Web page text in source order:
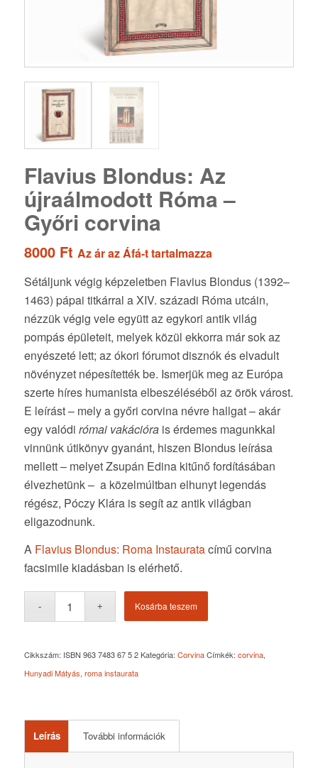
Flavius Blondus: Az
újraálmodott Róma –
Győri corvina
8000 Ft Az ár az Áfá-t tartalmazza
Sétáljunk végig képzeletben Flavius Blondus (1392–
1463) pápai titkárral a XIV. századi Róma utcáin,
nézzük végig vele együtt az egykori antik világ
pompás épületeit, melyek közül ekkorra már sok az
enyészeté lett; az ókori fórumot disznók és elvadult
növényzet népesítették be. Ismerjük meg az Európa
szerte híres humanista elbeszéléséből az örök várost.
E leírást – mely a győri corvina névre hallgat – akár
egy valódi római vakációrais érdemes magunkkal
vinnünk útikönyv gyanánt, hiszen Blondus leírása
mellett – melyet Zsupán Edina kitűnő fordításában
élvezhetünk – a közelmúltban elhunyt legendás
régész, Póczy Klára is segít az antik világban
eligazodnunk.
AFlavius Blondus: Roma Instauratacímű corvina
facsimile kiadásban is elérhető.
Kosárba teszem
Cikkszám: ISBN 963 7483 67 5 2 Kategória: Corvina Címkék: corvina,
Hunyadi Mátyás, roma instaurata
Leírás További információk